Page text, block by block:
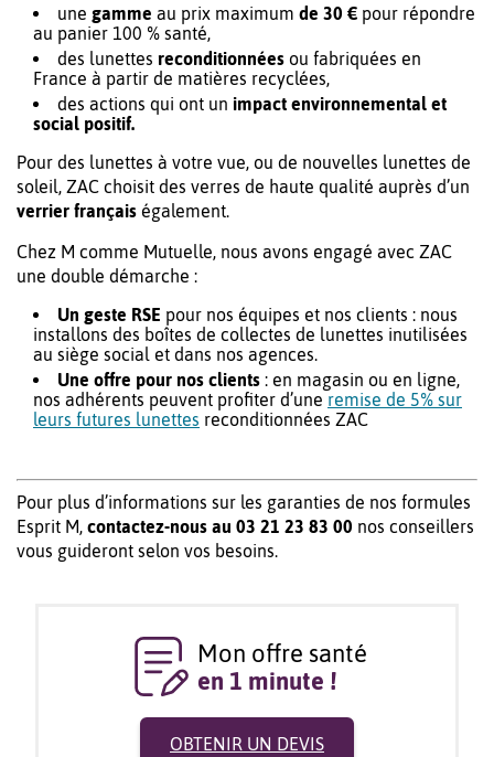
une gamme au prix maximum de 30 € pour répondre
au panier 100 % santé,
des lunettes reconditionnées ou fabriquées en
France à partir de matières recyclées,
des actions qui ont un impact environnemental et
social positif.
Pour des lunettes à votre vue, ou de nouvelles lunettes de
soleil, ZAC choisit des verres de haute qualité auprès d’un
verrier français également.
Chez M comme Mutuelle, nous avons engagé avec ZAC
une double démarche :
Un geste RSE pour nos équipes et nos clients : nous
installons des boîtes de collectes de lunettes inutilisées
au siège social et dans nos agences.
Une offre pour nos clients : en magasin ou en ligne,
nos adhérents peuvent profiter d’une remise de 5% sur
leurs futures lunettes reconditionnées ZAC
Pour plus d’informations sur les garanties de nos formules
Esprit M, contactez-nous au 03 21 23 83 00 nos conseillers
vous guideront selon vos besoins.
Mon offre santé
en 1 minute !
OBTENIR UN DEVIS